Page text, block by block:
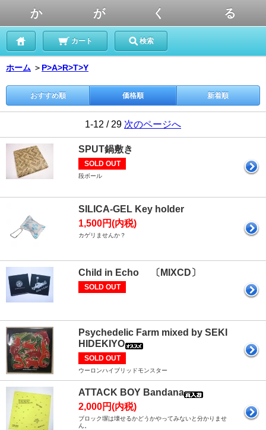
か が く る
カート 検索
ホーム ＞ P>A>R>T>Y
おすすめ順 価格順 新着順
1-12 / 29 次のページへ
SPUT鍋敷き
SOLD OUT
段ボール
SILICA-GEL Key holder
1,500円(内税)
カゲリませんか？
Child in Echo 〔MIXCD〕
SOLD OUT
Psychedelic Farm mixed by SEKI
HIDEKIYO
SOLD OUT
ウーロンハイブリッドモンスター
ATTACK BOY Bandana
2,000円(内税)
ブロック塀は壊せるかどうかやってみないと分かりませ
ん。